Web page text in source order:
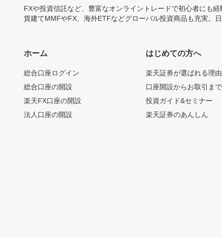
FXや投資信託など、豊富なオンライントレードで初心者にも
貨建てMMFやFX、海外ETFなどグローバル投資商品も充実。
ホーム
総合口座ログイン
総合口座の開設
楽天FX口座の開設
法人口座の開設
はじめての方へ
楽天証券が選ばれる理由
口座開設からお取引ま
投資ガイド&セミナー
楽天証券のあんしん